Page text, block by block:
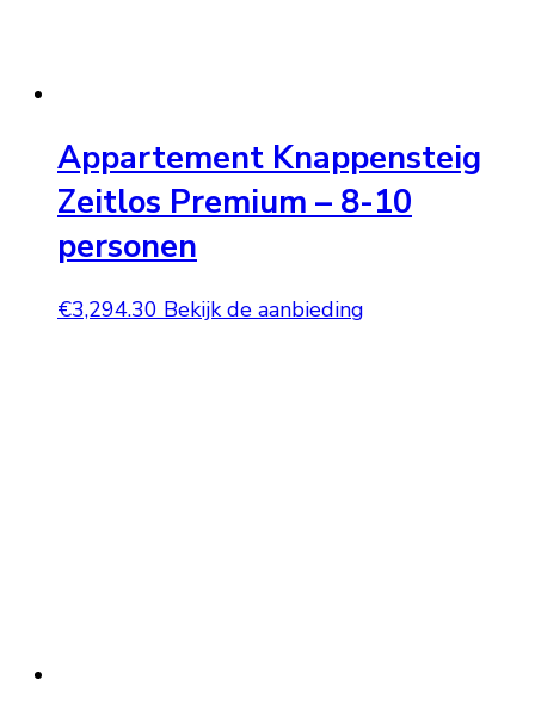
Appartement Knappensteig
Zeitlos Premium – 8-10
personen
€3,294.30 Bekijk de aanbieding